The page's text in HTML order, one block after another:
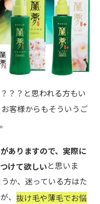
？？と思われる方もい
客様からもそういうご
ありますので、実際に
けて欲しいと思いま
か、迷っている方はた
、 抜け毛や薄毛でお悩